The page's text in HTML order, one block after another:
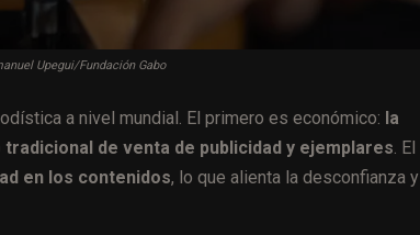
Upegui/Fundación Gabo
a nivel mundial. El primero es económico: la
de venta de publicidad y ejemplares. El
en los contenidos, lo que alienta la desconfianza y